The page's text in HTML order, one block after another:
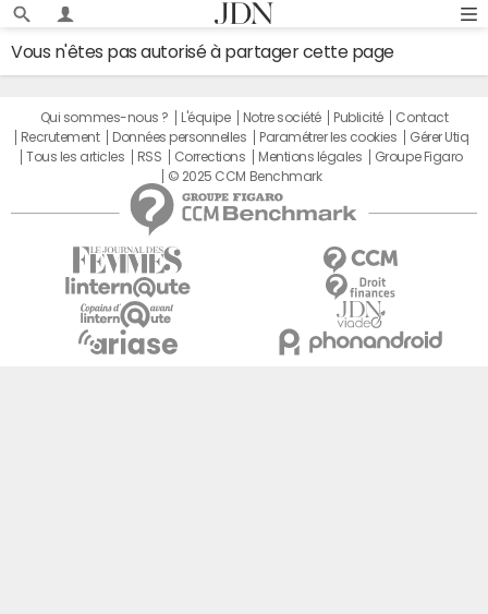
Vous n'êtes pas autorisé à partager cette page
Qui sommes-nous ? L'équipe Notre société Publicité
Contact
Recrutement
Données personnelles Paramétrer les cookies
Gérer Utiq
Tous les articles
RSS Corrections Mentions légales
Groupe Figaro
© 2025 CCM Benchmark